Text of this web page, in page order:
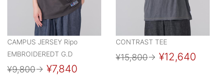
CAMPUS JERSEY Ripo
EMBROIDEREDT G.D
¥9,800→ ¥7,840
CONTRAST TEE
¥15,800→ ¥12,640